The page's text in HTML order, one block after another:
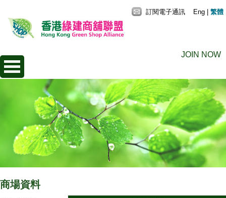
JOIN NOW
訂閱電子通訊 Eng 繁體
商場資料